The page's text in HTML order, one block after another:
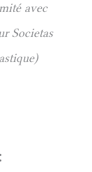
avec
Societas